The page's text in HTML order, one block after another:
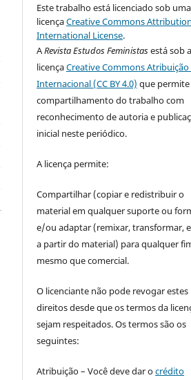
Este trabalho está licenciado sob uma
licençaCreative Commons
International License.
ARevista Estudos Feministasestá sob a
licençaCreative Commons Atribuição
Internacional (CC BY 4.0) que
compartilhamento do trabalho com
reconhecimento de autoria e
inicial neste periódico.
A licença permite:
Compartilhar (copiar e redistribuir o
material em qualquer suporte ou
e/ou adaptar (remixar, transformar,
a partir do material) para qualquer
mesmo que comercial.
O licenciante não pode revogar estes
direitos desde que os termos da
sejam respeitados. Os termos são os
seguintes:
Atribuição – Você deve dar ocrédito